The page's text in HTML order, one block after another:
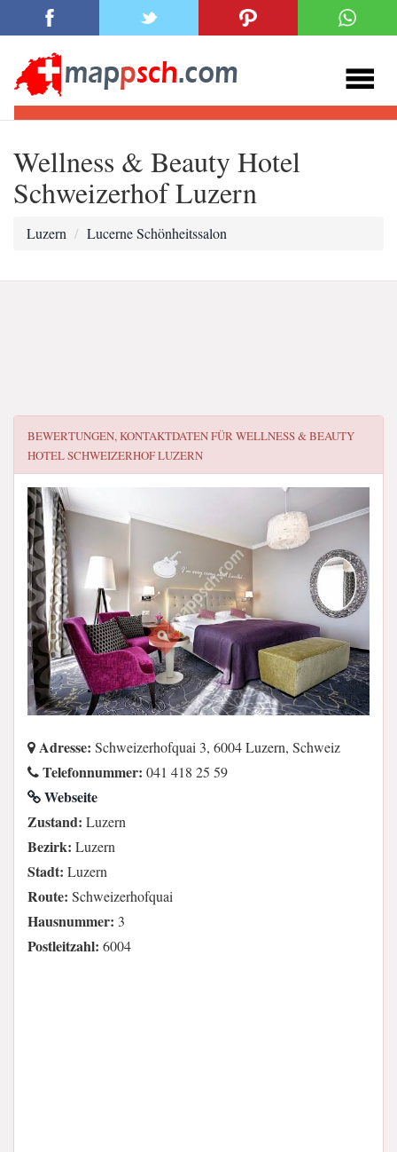
Wellness & Beauty Hotel
Schweizerhof Luzern
Luzern Lucerne Schönheitssalon
BEWERTUNGEN, KONTAKTDATEN FÜRWELLNESS & BEAUTY
HOTEL SCHWEIZERHOF LUZERN
Adresse: Schweizerhofquai 3, 6004 Luzern, Schweiz
Telefonnummer: 041 418 25 59
Webseite
Zustand: Luzern
Bezirk: Luzern
Stadt: Luzern
Route: Schweizerhofquai
Hausnummer: 3
Postleitzahl: 6004